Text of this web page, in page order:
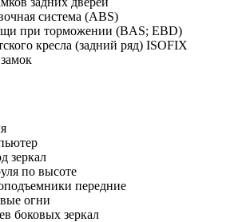
система (ABS)
при торможении (BAS; EBD)
кресла (задний ряд) ISOFIX
зеркал
по высоте
передние
огни
боковых зеркал